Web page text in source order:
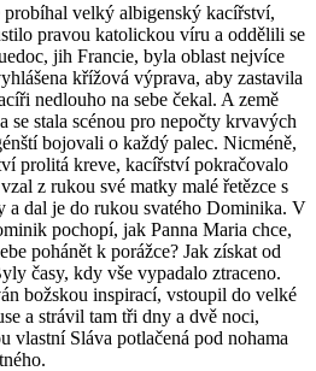
velký albigenský kacířství,
pravou katolickou víru a oddělili se
jih Francie, byla oblast nejvíce
křížová výprava, aby zastavila
nedlouho na sebe čekal. A země
se stala scénou pro nepočty krvavých
bojovali o každý palec. Nicméně,
prolitá kreve, kacířství pokračovalo
z rukou své matky malé řetězce s
a dal je do rukou svatého Dominika. V
pochopí, jak Panna Maria chce,
pohánět k porážce? Jak získat od
časy, kdy vše vypadalo ztraceno.
božskou inspirací, vstoupil do velké
a strávil tam tři dny a dvě noci,
vlastní Sláva potlačená pod nohama